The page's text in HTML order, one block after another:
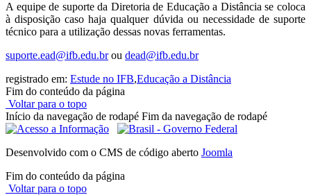
A equipe de suporte da Diretoria de Educação a Distância se coloca
à disposição caso haja qualquer dúvida ou necessidade de suporte
técnico para a utilização dessas novas ferramentas.
suporte.ead@ifb.edu.brou dead@ifb.edu.br
registrado em: Estude no IFB,Educação a Distância
Fim do conteúdo da página
Voltar para o topo
Início da navegação de rodapé Fim da navegação de rodapé
Desenvolvido com o CMS de código aberto Joomla
Fim do conteúdo da página
Voltar para o topo